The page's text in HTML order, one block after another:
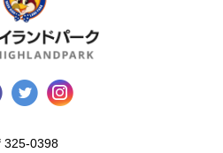
325-0398